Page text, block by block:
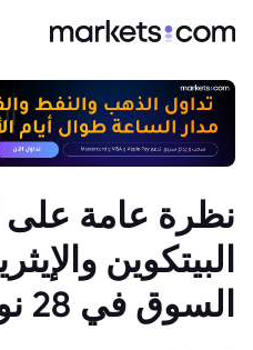
نظرة عامة
البيتكوين
السوق في 28 نوفمبر